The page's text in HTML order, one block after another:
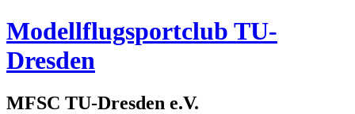
Modellflugsportclub TU-
Dresden
MFSC TU-Dresden e.V.